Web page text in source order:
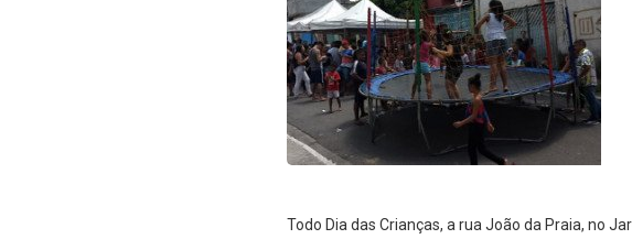
Todo Dia das Crianças, a rua João da Praia, no